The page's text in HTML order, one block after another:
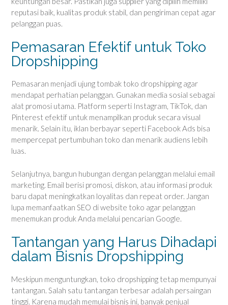
reputasi baik, kualitas produk stabil, dan pengiriman cepat agar
pelanggan puas.
Pemasaran Efektif untuk Toko
Dropshipping
Pemasaran menjadi ujung tombak toko dropshipping agar
mendapat perhatian pelanggan. Gunakan media sosial sebagai
alat promosi utama. Platform seperti Instagram, TikTok, dan
Pinterest efektif untuk menampilkan produk secara visual
menarik. Selain itu, iklan berbayar seperti Facebook Ads bisa
mempercepat pertumbuhan toko dan menarik audiens lebih
luas.
Selanjutnya, bangun hubungan dengan pelanggan melalui email
marketing. Email berisi promosi, diskon, atau informasi produk
baru dapat meningkatkan loyalitas dan repeat order. Jangan
lupa memanfaatkan SEO di website toko agar pelanggan
menemukan produk Anda melalui pencarian Google.
Tantangan yang Harus Dihadapi
dalam Bisnis Dropshipping
Meskipun menguntungkan, toko dropshipping tetap mempunyai
tantangan. Salah satu tantangan terbesar adalah persaingan
tinggi. Karena mudah memulai bisnis ini, banyak penjual